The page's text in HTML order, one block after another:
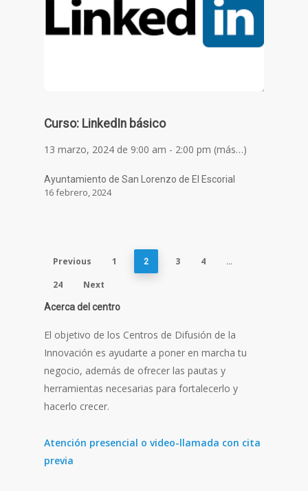
Curso: LinkedIn básico
13 marzo, 2024 de 9:00 am - 2:00 pm (más…)
Ayuntamiento de San Lorenzo de El Escorial
16 febrero, 2024
Previous 1 2 3 4 …
24 Next
Acerca del centro
El objetivo de los Centros de Difusión de la
Innovación es ayudarte a poner en marcha tu
negocio, además de ofrecer las pautas y
herramientas necesarias para fortalecerlo y
hacerlo crecer.
Atención presencial o video-llamada con cita
previa